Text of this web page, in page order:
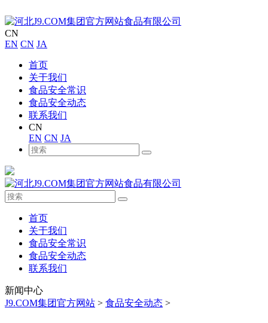
CN
EN CN JA
首页
关于我们
食品安全常识
食品安全动态
联系我们
CN
EN CN JA
首页
关于我们
食品安全常识
食品安全动态
联系我们
新闻中心
J9.COM集团官方网站 > 食品安全动态 >